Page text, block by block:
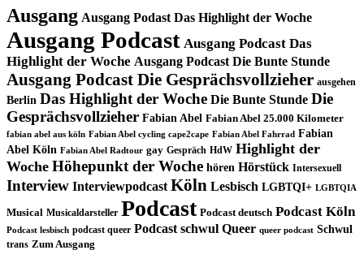
Ausgang Ausgang Podast Das Highlight der Woche
Ausgang Podcast Ausgang Podcast Das
Highlight der Woche Ausgang Podcast Die Bunte Stunde
Ausgang Podcast Die Gesprächsvollzieher ausgehen
Berlin Das Highlight der Woche Die Bunte Stunde Die
Gesprächsvollzieher Fabian Abel Fabian Abel 25.000 Kilometer
fabian abel aus köln Fabian Abel cycling cape2cape Fabian Abel Fahrrad Fabian
Abel Köln Fabian Abel Radtour gay Gespräch HdW Highlight der
Woche Höhepunkt der Woche hören Hörstück Intersexuell
Interview Interviewpodcast Köln Lesbisch LGBTQI+ LGBTQIA
Musical Musicaldarsteller Podcast Podcast deutsch Podcast Köln
Podcast lesbisch podcast queer Podcast schwul Queer queer podcast Schwul
trans Zum Ausgang